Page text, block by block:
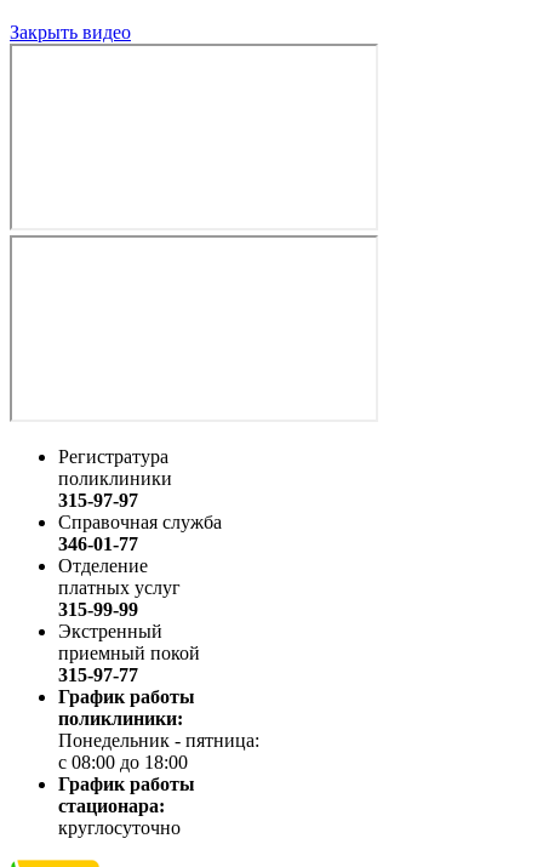
Закрыть видео
Регистратура
поликлиники
315-97-97
Справочная служба
346-01-77
Отделение
платных услуг
315-99-99
Экстренный
приемный покой
315-97-77
График работы
поликлиники:
Понедельник - пятница:
с 08:00 до 18:00
График работы
стационара:
круглосуточно